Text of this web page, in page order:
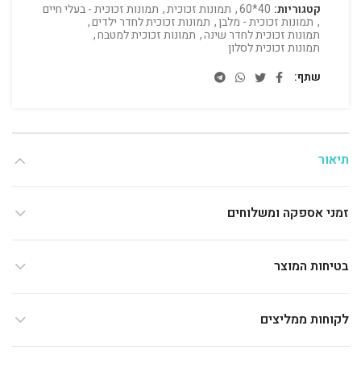
קטגוריות: 40*60
, תמונות זכוכית, תמונות זכוכית - בעלי חיים
, תמונות זכוכית - מלבן, תמונות זכוכית לחדר ילדים,
תמונות זכוכית לחדר שינה, תמונות זכוכית למטבח,
תמונות זכוכית לסלון
שתף
תיאור
זמני אספקה ומשלוחים
בטיחות המוצר
לקוחות ממליצים